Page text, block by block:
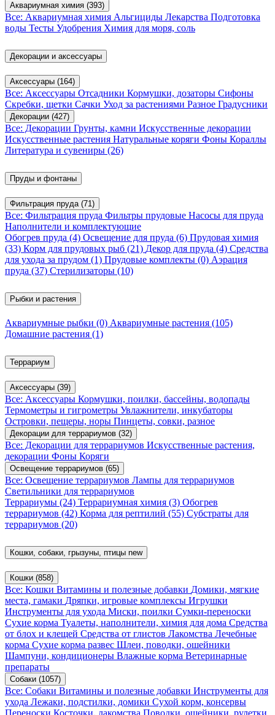
Аквариумная химия (393)
Все: Аквариумная химия Альгициды Лекарства Подготовка
воды Тесты Удобрения Химия для моря, соль
Декорации и аксессуары
Аксессуары (164)
Все: Аксессуары Отсадники Кормушки, дозаторы Сифоны
Скребки, щетки Сачки Уход за растениями Разное Градусники
Декорации (427)
Все: Декорации Грунты, камни Искусственные декорации
Искусственные растения Натуральные коряги Фоны Кораллы
Литература и сувениры (26)
Пруды и фонтаны
Фильтрация пруда (71)
Все: Фильтрация пруда Фильтры прудовые Насосы для пруда
Наполнители и комплектующие
Обогрев пруда (4) Освещение для пруда (6) Прудовая химия
(33) Корм для прудовых рыб (21) Декор для пруда (4) Средства
для ухода за прудом (1) Прудовые комплекты (0) Аэрация
пруда (37) Стерилизаторы (10)
Рыбки и растения
Аквариумные рыбки (0) Аквариумные растения (105)
Домашние растения (1)
Террариум
Аксессуары (39)
Все: Аксессуары Кормушки, поилки, бассейны, водопады
Термометры и гигрометры Увлажнители, инкубаторы
Островки, пещеры, норы Пинцеты, совки, разное
Декорации для террариумов (32)
Все: Декорации для террариумов Искусственные растения,
декорации Фоны Коряги
Освещение террариумов (65)
Все: Освещение террариумов Лампы для террариумов
Светильники для террариумов
Террариумы (24) Террариумная химия (3) Обогрев
террариумов (42) Корма для рептилий (55) Субстраты для
террариумов (20)
Кошки, собаки, грызуны, птицы new
Кошки (858)
Все: Кошки Витамины и полезные добавки Домики, мягкие
места, гамаки Дряпки, игровые комплексы Игрушки
Инструменты для ухода Миски, поилки Сумки-переноски
Сухие корма Туалеты, наполнители, химия для дома Средства
от блох и клещей Средства от глистов Лакомства Лечебные
корма Сухие корма развес Шлеи, поводки, ошейники
Шампуни, кондиционеры Влажные корма Ветеринарные
препараты
Собаки (1057)
Все: Собаки Витамины и полезные добавки Инструменты для
ухода Лежаки, подстилки, домики Сухой корм, консервы
Переноски Косточки, лакомства Поводки, ошейники, рулетки